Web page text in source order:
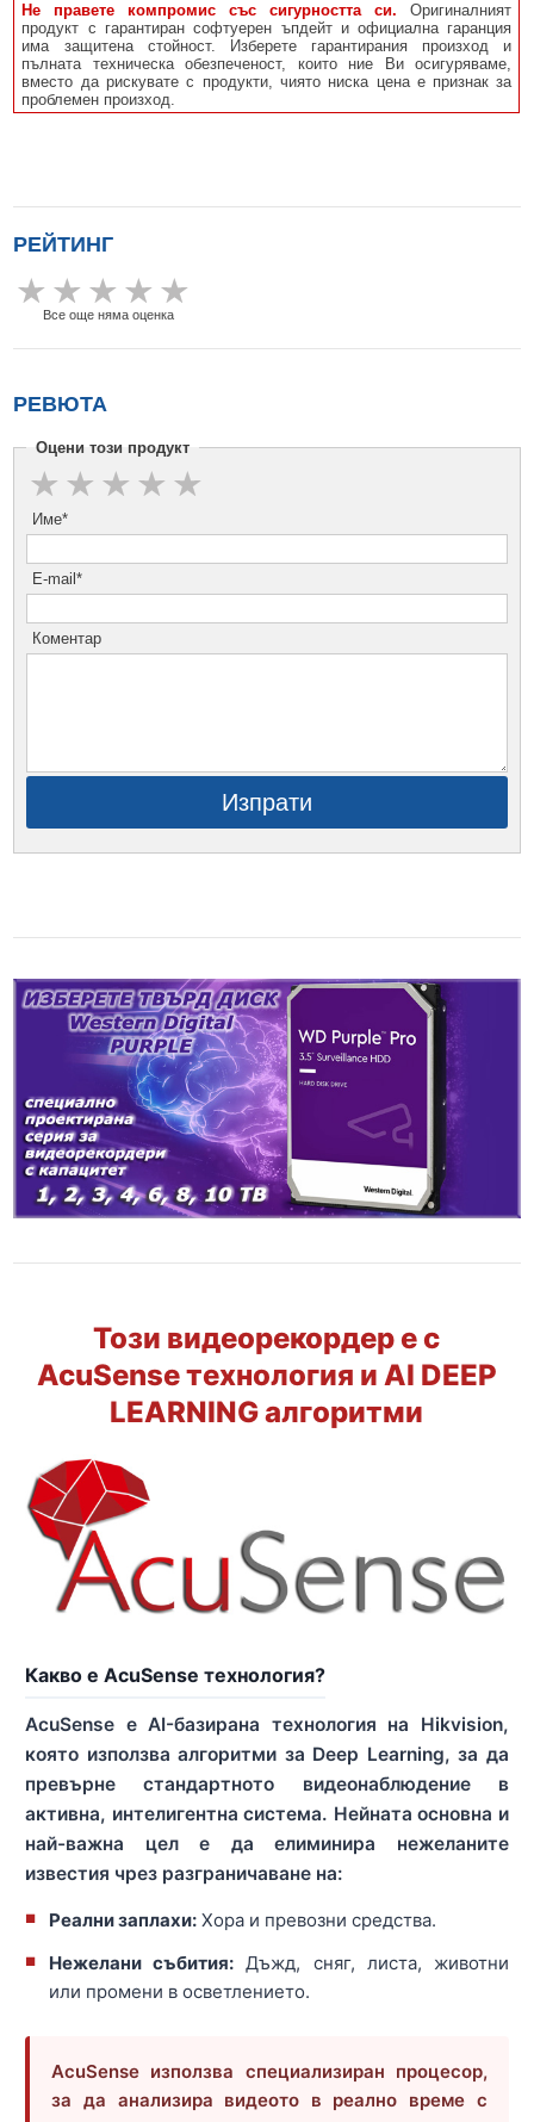
Не правете компромис със сигурността си. Оригиналният
продукт с гарантиран софтуерен ъпдейт и официална гаранция
има защитена стойност. Изберете гарантирания произход и
пълната техническа обезпеченост, които ние Ви осигуряваме,
вместо да рискувате с продукти, чиято ниска цена е признак за
проблемен произход.
РЕЙТИНГ
Все още няма оценка
РЕВЮТА
Оцени този продукт
Име*
E-mail*
Коментар
Изпрати
Този видеорекордер е с
AcuSense технология и AI DEEP
LEARNING алгоритми
Какво е AcuSense технология?
AcuSense е AI-базирана технология на Hikvision,
която използва алгоритми за Deep Learning, за да
превърне стандартното видеонаблюдение в
активна, интелигентна система. Нейната основна и
най-важна цел е да елиминира нежеланите
известия чрез разграничаване на:
Реални заплахи: Хора и превозни средства.
Нежелани събития: Дъжд, сняг, листа, животни
или промени в осветлението.
AcuSense използва специализиран процесор,
за да анализира видеото в реално време с